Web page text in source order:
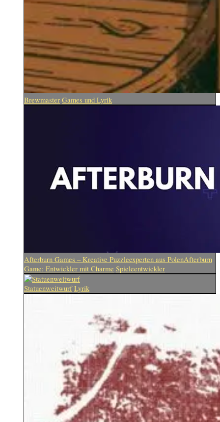
Brewmaster Games und Lyrik
Afterburn Games – Kreative Puzzleexperten aus PolenAfterburn
Game: Entwickler mit Charme Spieleentwickler
Statuenweitwurf Lyrik